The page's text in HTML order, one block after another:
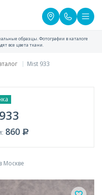
образцы. Фотографии в каталоге
все цвета ткани.
Mist 933
860
Москве